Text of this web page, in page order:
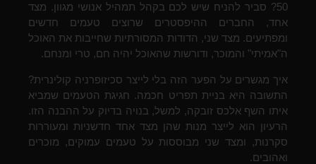
50? סביר להניח שיש לכם בקהל תמהיל אנושי מגוון. מצד
אחד, החברים ההיפסטרים שרוצים טעמים חדשים
ומפתיעים. מצד שני, הדודות המסורתיות שחייבות את האוכל
ה"אמיתי" והמוכר, ודורשות שהאוכל יהיה חם, טרי ומנחם.
איך מגשרים על הפער הזה בלי לייצר סכיזופרניה קולינרית?
התשובה היא בניית תפריט חכמה. חגיגת הטעמים שמביא
איתו השף אלכס זובקה, למשל, בנויה בדיוק על ההבנה הזו.
הרעיון הוא לייצר מנות שהן מצד אחד חדשניות ומעוררות
סקרנות, ומצד שני מבוססות על טעמים עמוקים, מוכרים
ואהובים.